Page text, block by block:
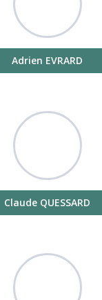
Adrien EVRARD
Claude QUESSARD